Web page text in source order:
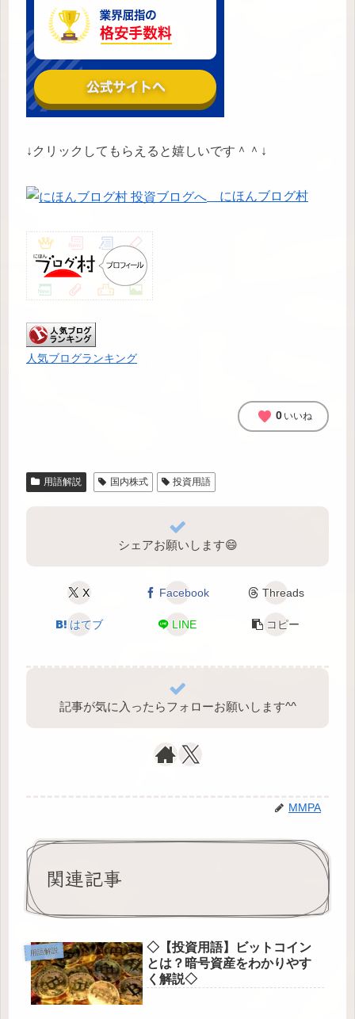
↓クリックしてもらえると嬉しいです＾＾↓
にほんブログ村
人気ブログランキング
favorite 0 いいね
用語解説 国内株式 投資用語
シェアお願いします😄
X Facebook Threads
はてブ LINE コピー
記事が気に入ったらフォローお願いします^⁠^⁠
MMPA
関連記事
用語解説
◇【投資用語】ビットコイン
とは？暗号資産をわかりやす
く解説◇